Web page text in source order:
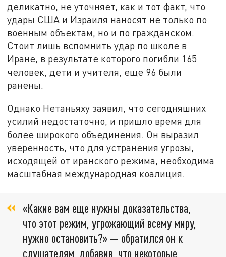
деликатно, не уточняет, как и тот факт, что
удары США и Израиля наносят не только по
военным объектам, но и по гражданском.
Стоит лишь вспомнить удар по школе в
Иране, в результате которого погибли 165
человек, дети и учителя, еще 96 были
ранены.
Однако Нетаньяху заявил, что сегодняшних
усилий недостаточно, и пришло время для
более широкого объединения. Он выразил
уверенность, что для устранения угрозы,
исходящей от иранского режима, необходима
масштабная международная коалиция.
«Какие вам еще нужны доказательства,
что этот режим, угрожающий всему миру,
нужно остановить?» — обратился он к
слушателям, добавив, что некоторые